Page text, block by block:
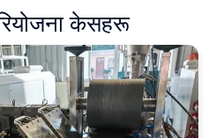
केसहरू